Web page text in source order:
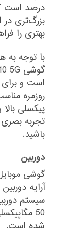
درصد است
بزرگ‌تری در
بهتری را
با توجه
است و برای
روزمره
پیکسلی
تجربه بصری
باشید.
دوربین
آرایه
سیستم
شده است.